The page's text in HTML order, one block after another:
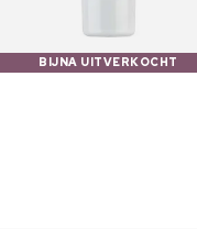
BIJNA UITVERKOCHT